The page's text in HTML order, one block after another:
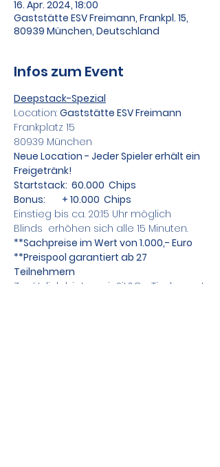
16. Apr. 2024, 18:00
Gaststätte ESV Freimann, Frankpl. 15,
80939 München, Deutschland
Infos zum Event
Deepstack-Spezial
Location: Gaststätte ESV Freimann
Frankplatz 15
80939 München
Neue Location - Jeder Spieler erhält ein
Freigetränk!
Startstack:  60.000  Chips
Bonus:        + 10.000  Chips
Einstieg bis ca. 20:15 Uhr möglich
Blinds  erhöhen sich alle 15 Minuten.
**Sachpreise im Wert von 1.000,- Euro
**Preispool garantiert ab 27
Teilnehmern
Zusätzlich bieten wir Sit&Go Tische an !